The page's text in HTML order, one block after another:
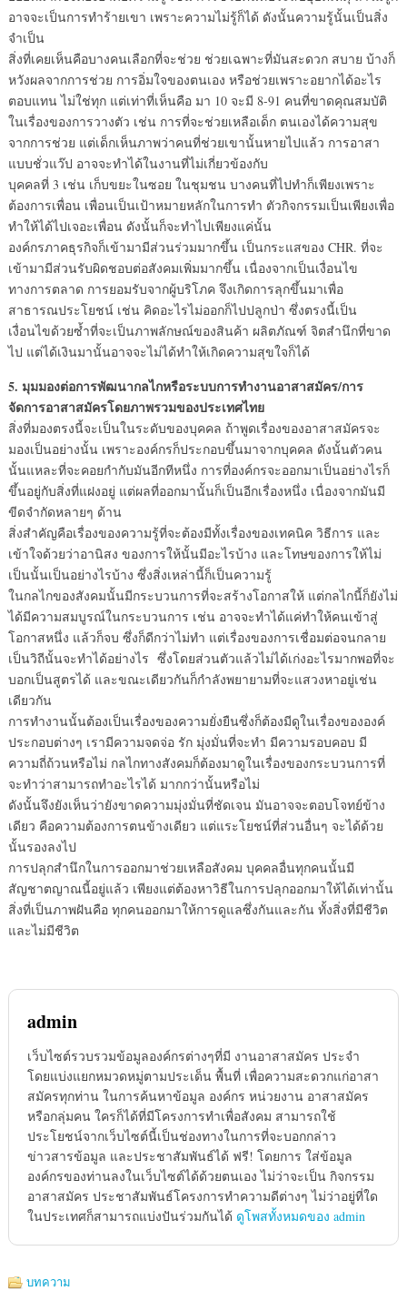
อาจจะเป็นการทำร้ายเขา เพราะความไม่รู้ก็ได้ ดังนั้นความรู้นั้นเป็นสิ่ง
จำเป็น
สิ่งที่เคยเห็นคือบางคนเลือกที่จะช่วย ช่วยเฉพาะที่มันสะดวก สบาย บ้างก็
หวังผลจากการช่วย การอิ่มใจของตนเอง หรือช่วยเพราะอยากได้อะไร
ตอบแทน ไม่ใช่ทุก แต่เท่าที่เห็นคือ มา 10 จะมี 8-91 คนที่ขาดคุณสมบัติ
ในเรื่องของการวางตัว เช่น การที่จะช่วยเหลือเด็ก ตนเองได้ความสุข
จากการช่วย แต่เด็กเห็นภาพว่าคนที่ช่วยเขานั้นหายไปแล้ว การอาสา
แบบชั่วแว๊ป อาจจะทำได้ในงานที่ไม่เกี่ยวข้องกับ
บุคคลที่ 3 เช่น เก็บขยะในซอย ในชุมชน บางคนที่ไปทำก็เพียงเพราะ
ต้องการเพื่อน เพื่อนเป็นเป้าหมายหลักในการทำ ตัวกิจกรรมเป็นเพียงเพื่อ
ทำให้ได้ไปเจอะเพื่อน ดังนั้นก็จะทำไปเพียงแค่นั้น
องค์กรภาคธุรกิจก็เข้ามามีส่วนร่วมมากขึ้น เป็นกระแสของ CHR. ที่จะ
เข้ามามีส่วนรับผิดชอบต่อสังคมเพิ่มมากขึ้น เนื่องจากเป็นเงื่อนไข
ทางการตลาด การยอมรับจากผู้บริโภค จึงเกิดการลุกขึ้นมาเพื่อ
สาธารณประโยชน์ เช่น คิดอะไรไม่ออกก็ไปปลูกป่า ซึ่งตรงนี้เป็น
เงื่อนไขด้วยซ้ำที่จะเป็นภาพลักษณ์ของสินค้า ผลิตภัณฑ์ จิตสำนึกที่ขาด
ไป แต่ได้เงินมานั้นอาจจะไม่ได้ทำให้เกิดความสุขใจก็ได้
5. มุมมองต่อการพัฒนากลไกหรือระบบการทำงานอาสาสมัคร/การ
จัดการอาสาสมัครโดยภาพรวมของประเทศไทย
สิ่งที่มองตรงนี้จะเป็นในระดับของบุคคล ถ้าพูดเรื่องของอาสาสมัครจะ
มองเป็นอย่างนั้น เพราะองค์กรก็ประกอบขึ้นมาจากบุคคล ดังนั้นตัวคน
นั้นแหละที่จะคอยกำกับมันอีกทีหนึ่ง การที่องค์กรจะออกมาเป็นอย่างไรก็
ขึ้นอยู่กับสิ่งที่แฝงอยู่ แต่ผลที่ออกมานั้นก็เป็นอีกเรื่องหนึ่ง เนื่องจากมันมี
ขีดจำกัดหลายๆ ด้าน
สิ่งสำคัญคือเรื่องของความรู้ที่จะต้องมีทั้งเรื่องของเทคนิค วิธีการ และ
เข้าใจด้วยว่าอานิสง ของการให้นั้นมีอะไรบ้าง และโทษของการให้ไม่
เป็นนั้นเป็นอย่างไรบ้าง ซึ่งสิ่งเหล่านี้ก็เป็นความรู้
ในกลไกของสังคมนั้นมีกระบวนการที่จะสร้างโอกาสให้ แต่กลไกนี้ก็ยังไม่
ได้มีความสมบูรณ์ในกระบวนการ เช่น อาจจะทำได้แค่ทำให้คนเข้าสู่
โอกาสหนึ่ง แล้วก็จบ ซึ่งก็ดีกว่าไม่ทำ แต่เรื่องของการเชื่อมต่อจนกลาย
เป็นวิถีนั้นจะทำได้อย่างไร ซึ่งโดยส่วนตัวแล้วไม่ได้เก่งอะไรมากพอที่จะ
บอกเป็นสูตรได้ และขณะเดียวกันก็กำลังพยายามที่จะแสวงหาอยู่เช่น
เดียวกัน
การทำงานนั้นต้องเป็นเรื่องของความยั่งยืนซึ่งก็ต้องมีดูในเรื่องขององค์
ประกอบต่างๆ เรามีความจดจ่อ รัก มุ่งมั่นที่จะทำ มีความรอบคอบ มี
ความถี่ถ้วนหรือไม่ กลไกทางสังคมก็ต้องมาดูในเรื่องของกระบวนการที่
จะทำว่าสามารถทำอะไรได้ มากกว่านั้นหรือไม่
ดังนั้นจึงยังเห็นว่ายังขาดความมุ่งมั่นที่ชัดเจน มันอาจจะตอบโจทย์ข้าง
เดียว คือความต้องการตนข้างเดียว แต่แระโยชน์ที่ส่วนอื่นๆ จะได้ด้วย
นั้นรองลงไป
การปลุกสำนึกในการออกมาช่วยเหลือสังคม บุคคลอื่นทุกคนนั้นมี
สัญชาตญาณนี้อยู่แล้ว เพียงแต่ต้องหาวิธีในการปลุกออกมาให้ได้เท่านั้น
สิ่งที่เป็นภาพฝันคือ ทุกคนออกมาให้การดูแลซึ่งกันและกัน ทั้งสิ่งที่มีชีวิต
และไม่มีชีวิต
admin
เว็บไซต์รวบรวมข้อมูลองค์กรต่างๆที่มี งานอาสาสมัคร ประจำ
โดยแบ่งแยกหมวดหมู่ตามประเด็น พื้นที่ เพื่อความสะดวกแก่อาสา
สมัครทุกท่าน ในการค้นหาข้อมูล องค์กร หน่วยงาน อาสาสมัคร
หรือกลุ่มคน ใครก็ได้ที่มีโครงการทำเพื่อสังคม สามารถใช้
ประโยชน์จากเว็บไซต์นี้เป็นช่องทางในการที่จะบอกกล่าว
ข่าวสารข้อมูล และประชาสัมพันธ์ได้ ฟรี! โดยการ ใส่ข้อมูล
องค์กรของท่านลงในเว็บไซต์ได้ด้วยตนเอง ไม่ว่าจะเป็น กิจกรรม
อาสาสมัคร ประชาสัมพันธ์โครงการทำความดีต่างๆ ไม่ว่าอยู่ที่ใด
ในประเทศก็สามารถแบ่งปันร่วมกันได้ ดูโพสทั้งหมดของ admin
บทความ